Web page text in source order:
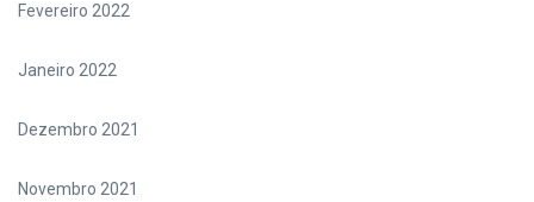
Fevereiro 2022
Janeiro 2022
Dezembro 2021
Novembro 2021